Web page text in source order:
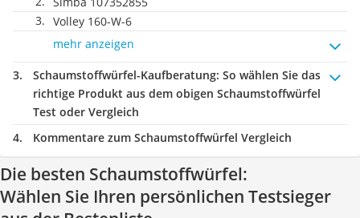
Volley 160-W-6
mehr anzeigen
Schaumstoffwürfel-Kaufberatung: So wählen Sie das
richtige Produkt aus dem obigen Schaumstoffwürfel
Test oder Vergleich
Kommentare zum Schaumstoffwürfel Vergleich
Die besten Schaumstoffwürfel:
Wählen Sie Ihren persönlichen Testsieger